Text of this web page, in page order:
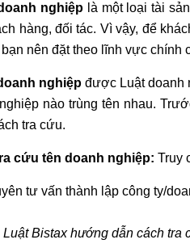
nghiệp là một loại tài
hàng, đối tác. Vì vậy, để
nên đặt theo lĩnh vực chính
nghiệpđược Luật doanh
nào trùng tên nhau.
tra cứu.
cứu tên doanh nghiệp: Truy
Luật Bistax hướng dẫn cách tra